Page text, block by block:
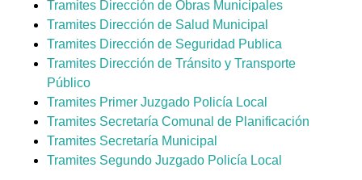
Tramites Dirección de Obras Municipales
Tramites Dirección de Salud Municipal
Tramites Dirección de Seguridad Publica
Tramites Dirección de Tránsito y Transporte
Público
Tramites Primer Juzgado Policía Local
Tramites Secretaría Comunal de Planificación
Tramites Secretaría Municipal
Tramites Segundo Juzgado Policía Local